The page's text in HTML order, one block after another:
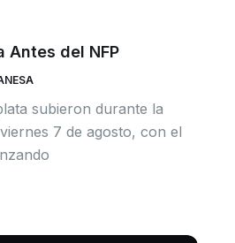
Antes del NFP
subieron durante la
7 de agosto, con el